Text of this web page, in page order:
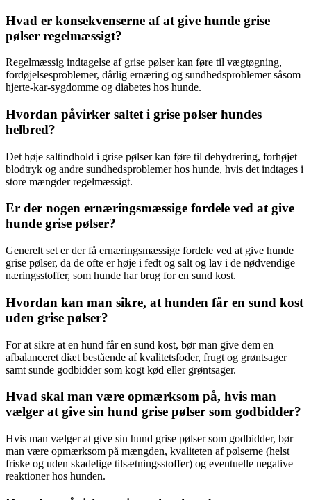
Hvad er konsekvenserne af at give hunde grise
pølser regelmæssigt?
Regelmæssig indtagelse af grise pølser kan føre til vægtøgning,
fordøjelsesproblemer, dårlig ernæring og sundhedsproblemer såsom
hjerte-kar-sygdomme og diabetes hos hunde.
Hvordan påvirker saltet i grise pølser hundes
helbred?
Det høje saltindhold i grise pølser kan føre til dehydrering, forhøjet
blodtryk og andre sundhedsproblemer hos hunde, hvis det indtages i
store mængder regelmæssigt.
Er der nogen ernæringsmæssige fordele ved at give
hunde grise pølser?
Generelt set er der få ernæringsmæssige fordele ved at give hunde
grise pølser, da de ofte er høje i fedt og salt og lav i de nødvendige
næringsstoffer, som hunde har brug for en sund kost.
Hvordan kan man sikre, at hunden får en sund kost
uden grise pølser?
For at sikre at en hund får en sund kost, bør man give dem en
afbalanceret diæt bestående af kvalitetsfoder, frugt og grøntsager
samt sunde godbidder som kogt kød eller grøntsager.
Hvad skal man være opmærksom på, hvis man
vælger at give sin hund grise pølser som godbidder?
Hvis man vælger at give sin hund grise pølser som godbidder, bør
man være opmærksom på mængden, kvaliteten af pølserne (helst
friske og uden skadelige tilsætningsstoffer) og eventuelle negative
reaktioner hos hunden.